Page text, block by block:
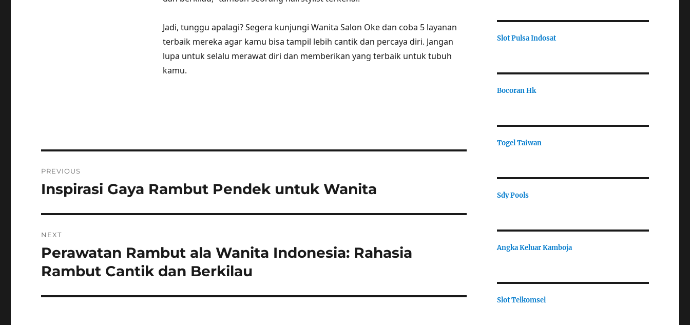
Jadi, tunggu apalagi? Segera kunjungi Wanita Salon Oke dan coba 5 layanan
terbaik mereka agar kamu bisa tampil lebih cantik dan percaya diri. Jangan
lupa untuk selalu merawat diri dan memberikan yang terbaik untuk tubuh
kamu.
navigation
PREVIOUS
Previous
Inspirasi Gaya Rambut Pendek untuk Wanita
NEXT
Next
post:
Perawatan Rambut ala Wanita Indonesia: Rahasia
Rambut Cantik dan Berkilau
Slot Pulsa Indosat
Bocoran Hk
Togel Taiwan
Sdy Pools
Angka Keluar Kamboja
Slot Telkomsel